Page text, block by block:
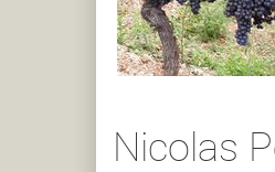
Nicolas